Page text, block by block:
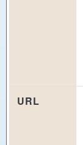
URL